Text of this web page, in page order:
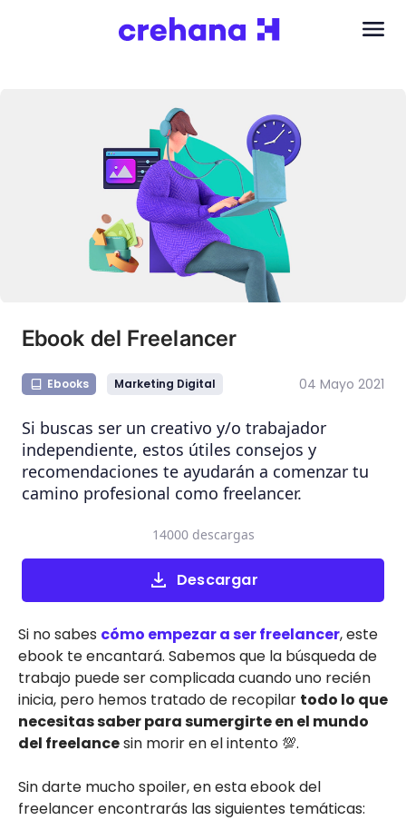
Ebook del Freelancer
Ebooks Marketing Digital 04 Mayo 2021
Si buscas ser un creativo y/o trabajador
independiente, estos útiles consejos y
recomendaciones te ayudarán a comenzar tu
camino profesional como freelancer.
Descargar
14000 descargas
Si no sabes cómo empezar a ser freelancer, este
ebook te encantará. Sabemos que la búsqueda de
trabajo puede ser complicada cuando uno recién
inicia, pero hemos tratado de recopilar todo lo que
necesitas saber para sumergirte en el mundo
del freelancesin morir en el intento 💯.
Sin darte mucho spoiler, en esta ebook del
freelancer encontrarás las siguientes temáticas: